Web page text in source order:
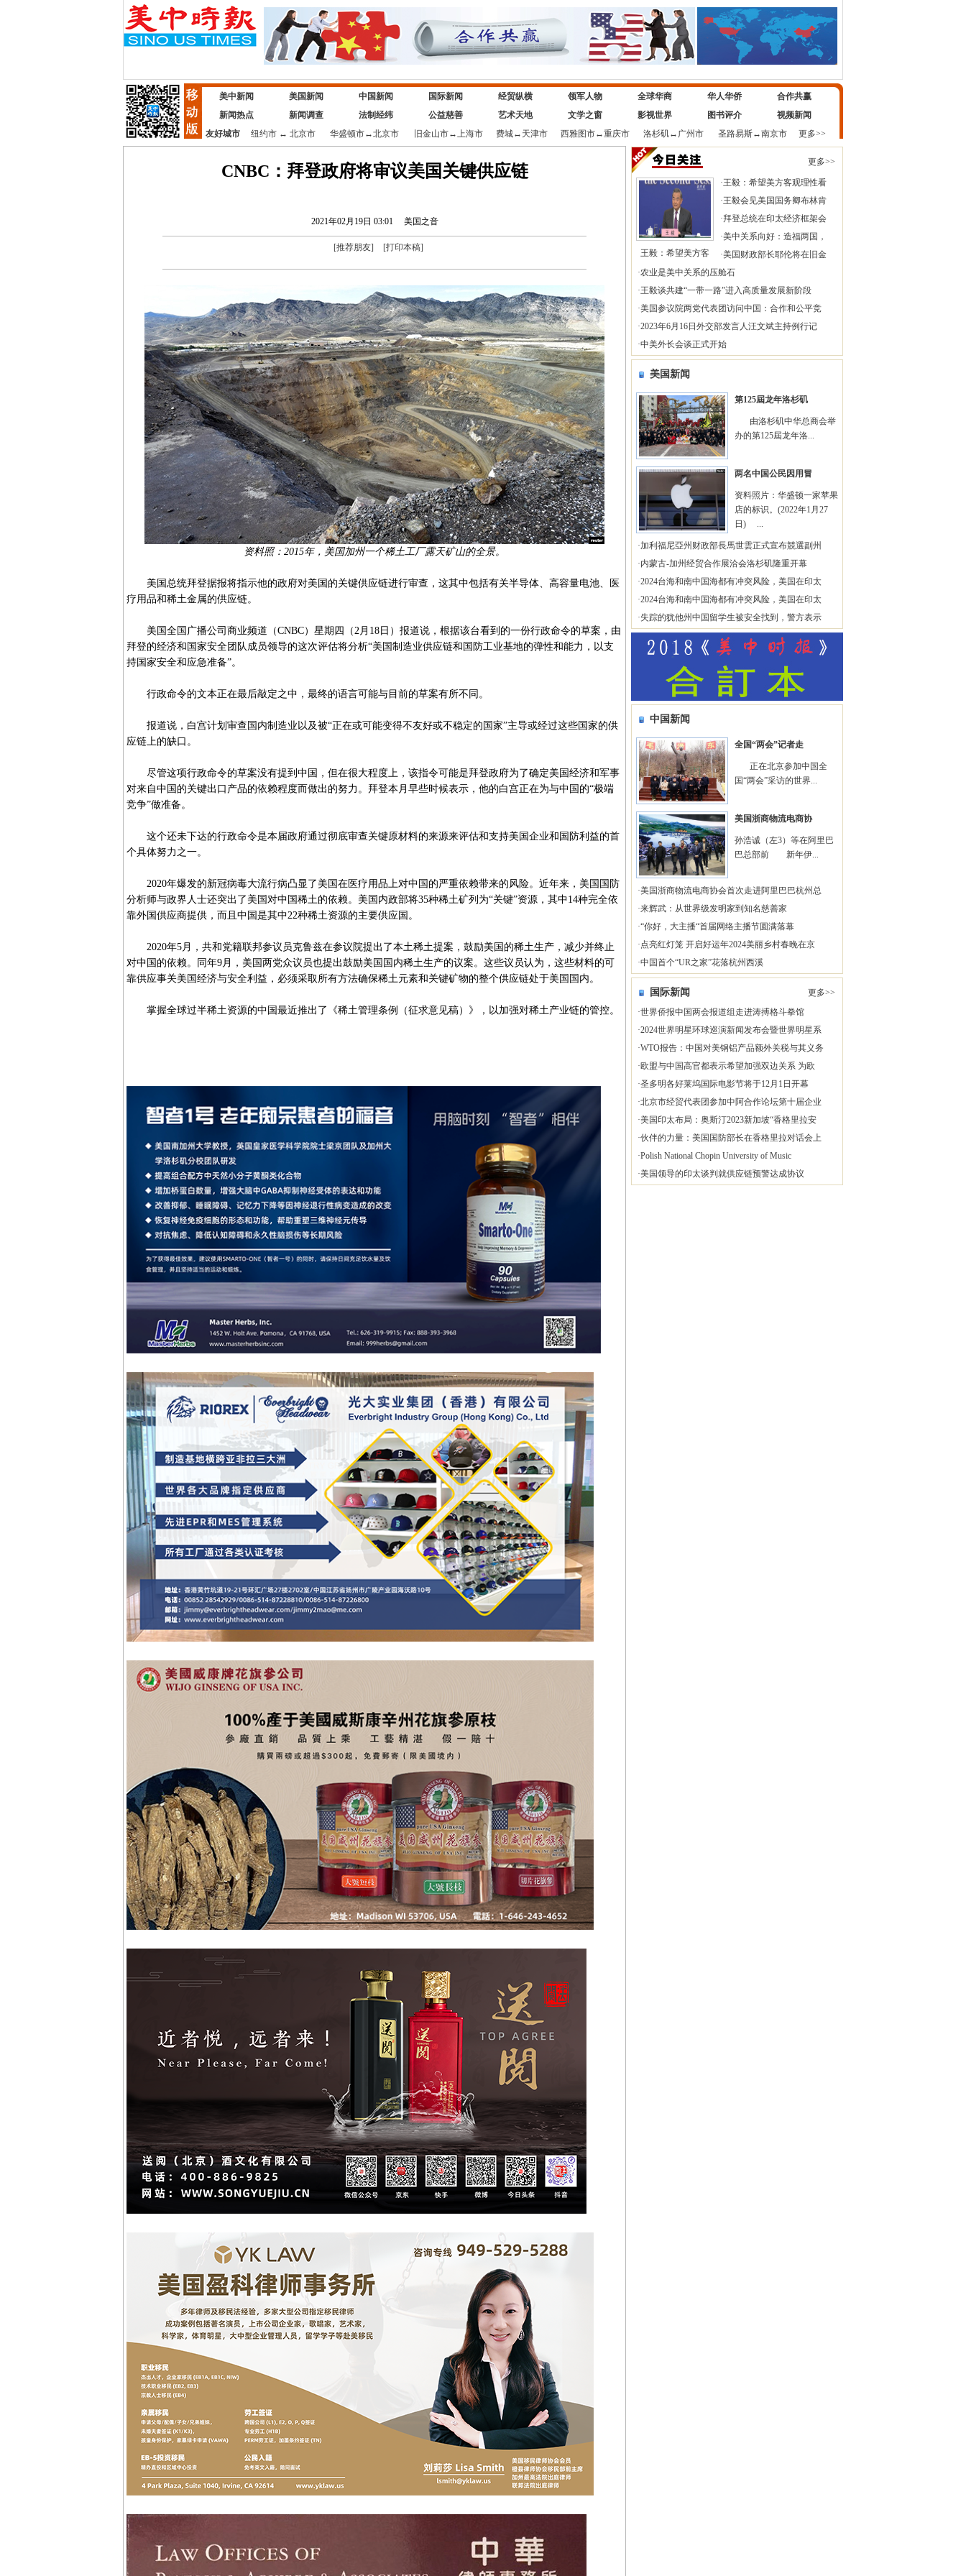
美中新闻 美国新闻 中国新闻 国际新闻 经贸纵横 领军人物 全球华商 华人华侨
合作共赢
新闻热点
新闻调查 法制经纬 公益慈善 艺术天地 文学之窗 影视世界 图书评介
视频新闻
友好城市
纽约市↔ 北京市 华盛顿市↔北京市 旧金山市↔上海市 费城↔ 天津市 西雅图市↔重庆市 洛杉矶↔ 广州市 圣路易斯↔南京市 更多>>
CNBC：拜登政府将审议美国关键供应链
2021年02月19日 03:01 美国之音
[推荐朋友] [打印本稿]
资料照：2015年，美国加州一个稀土工厂露天矿山的全景。
美国总统拜登据报将指示他的政府对美国的关键供应链进行审查，这其中包括有关半导体、高容量电池、医
疗用品和稀土金属的供应链。
美国全国广播公司商业频道（CNBC）星期四（2月18日）报道说，根据该台看到的一份行政命令的草案，由
拜登的经济和国家安全团队成员领导的这次评估将分析“美国制造业供应链和国防工业基地的弹性和能力，以支
持国家安全和应急准备”。
行政命令的文本正在最后敲定之中，最终的语言可能与目前的草案有所不同。
报道说，白宫计划审查国内制造业以及被“正在或可能变得不友好或不稳定的国家”主导或经过这些国家的供
应链上的缺口。
尽管这项行政命令的草案没有提到中国，但在很大程度上，该指令可能是拜登政府为了确定美国经济和军事
对来自中国的关键出口产品的依赖程度而做出的努力。拜登本月早些时候表示，他的白宫正在为与中国的“极端
竞争”做准备。
这个还未下达的行政命令是本届政府通过彻底审查关键原材料的来源来评估和支持美国企业和国防利益的首
个具体努力之一。
2020年爆发的新冠病毒大流行病凸显了美国在医疗用品上对中国的严重依赖带来的风险。近年来，美国国防
分析师与政界人士还突出了美国对中国稀土的依赖。美国内政部将35种稀土矿列为“关键”资源，其中14种完全依
靠外国供应商提供，而且中国是其中22种稀土资源的主要供应国。
2020年5月，共和党籍联邦参议员克鲁兹在参议院提出了本土稀土提案，鼓励美国的稀土生产，减少并终止
对中国的依赖。同年9月，美国两党众议员也提出鼓励美国国内稀土生产的议案。这些议员认为，这些材料的可
靠供应事关美国经济与安全利益，必须采取所有方法确保稀土元素和关键矿物的整个供应链处于美国国内。
掌握全球过半稀土资源的中国最近推出了《稀土管理条例（征求意见稿）》，以加强对稀土产业链的管控。
更多>>
王毅：希望美方客
·王毅：希望美方客观理性看
·王毅会见美国国务卿布林肯
·拜登总统在印太经济框架会
·美中关系向好：造福两国，
·美国财政部长耶伦将在旧金
·农业是美中关系的压舱石
·王毅谈共建“一带一路”进入高质量发展新阶段
·美国参议院两党代表团访问中国：合作和公平竞
·2023年6月16日外交部发言人汪文斌主持例行记
·中美外长会谈正式开始
美国新闻
第125屆龙年洛杉矶
由洛杉矶中华总商会举
办的第125屆龙年洛...
两名中国公民因用冒
资料照片：华盛顿一家苹果
店的标识。(2022年1月27
日) ...
·加利福尼亞州财政部長馬世雲正式宣布競選副州
·内蒙古-加州经贸合作展洽会洛杉矶隆重开幕
·2024台海和南中国海都有冲突风险，美国在印太
·2024台海和南中国海都有冲突风险，美国在印太
·失踪的犹他州中国留学生被安全找到，警方表示
中国新闻
全国“两会”记者走
正在北京参加中国全
国“两会”采访的世界...
美国浙商物流电商协
孙浩诚（左3）等在阿里巴
巴总部前 新年伊...
·美国浙商物流电商协会首次走进阿里巴巴杭州总
·来辉武：从世界级发明家到知名慈善家
·“你好，大主播“首届网络主播节圆满落幕
·点亮红灯笼 开启好运年2024美丽乡村春晚在京
·中国首个“UR之家”花落杭州西溪
国际新闻
更多>>
·世界侨报中国两会报道组走进涛搏格斗拳馆
·2024世界明星环球巡演新闻发布会暨世界明星系
·WTO报告：中国对美钢铝产品额外关税与其义务
·欧盟与中国高官都表示希望加强双边关系 为欧
·圣多明各好莱坞国际电影节将于12月1日开幕
·北京市经贸代表团参加中阿合作论坛第十届企业
·美国印太布局：奥斯汀2023新加坡“香格里拉安
·伙伴的力量：美国国防部长在香格里拉对话会上
·Polish National Chopin University of Music
·美国领导的印太谈判就供应链预警达成协议